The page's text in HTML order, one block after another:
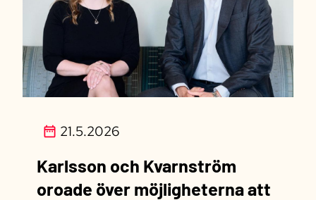
21.5.2026
Karlsson och Kvarnström
oroade över möjligheterna att